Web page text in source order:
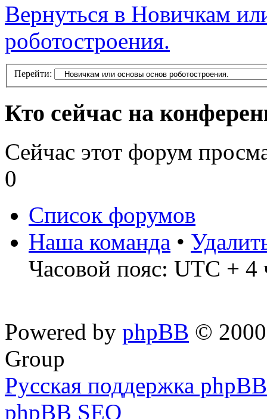
Вернуться в Новичкам
роботостроения.
Перейти:
Кто сейчас на
Сейчас этот форум
0
Список форумов
Наша команда •
Часовой пояс: UTC + 4
Powered by phpBB ©
Group
Русская поддержка phpBB
phpBB SEO